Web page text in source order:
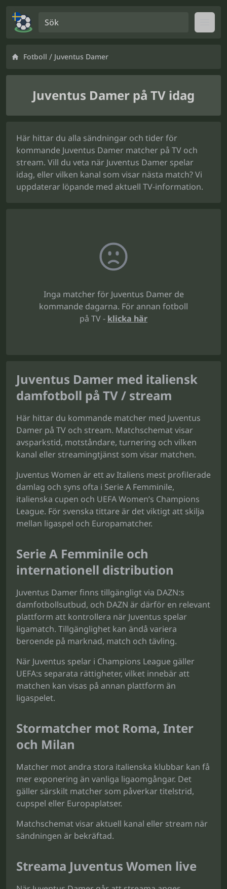
Fotboll / Juventus Damer
Juventus Damer på TV idag
Här hittar du alla sändningar och tider för
kommande Juventus Damer matcher på TV och
stream. Vill du veta när Juventus Damer spelar
idag, eller vilken kanal som visar nästa match? Vi
uppdaterar löpande med aktuell TV-information.
Inga matcher för Juventus Damer de
kommande dagarna. För annan fotboll
på TV - klicka här
Juventus Damer med italiensk
damfotboll på TV / stream
Här hittar du kommande matcher med Juventus
Damer på TV och stream. Matchschemat visar
avsparkstid, motståndare, turnering och vilken
kanal eller streamingtjänst som visar matchen.
Juventus Women är ett av Italiens mest profilerade
damlag och syns ofta i Serie A Femminile,
italienska cupen och UEFA Women’s Champions
League. För svenska tittare är det viktigt att skilja
mellan ligaspel och Europamatcher.
Serie A Femminile och
internationell distribution
Juventus Damer finns tillgängligt via DAZN:s
damfotbollsutbud, och DAZN är därför en relevant
plattform att kontrollera när Juventus spelar
ligamatch. Tillgänglighet kan ändå variera
beroende på marknad, match och tävling.
När Juventus spelar i Champions League gäller
UEFA:s separata rättigheter, vilket innebär att
matchen kan visas på annan plattform än
ligaspelet.
Stormatcher mot Roma, Inter
och Milan
Matcher mot andra stora italienska klubbar kan få
mer exponering än vanliga ligaomgångar. Det
gäller särskilt matcher som påverkar titelstrid,
cupspel eller Europaplatser.
Matchschemat visar aktuell kanal eller stream när
sändningen är bekräftad.
Streama Juventus Women live